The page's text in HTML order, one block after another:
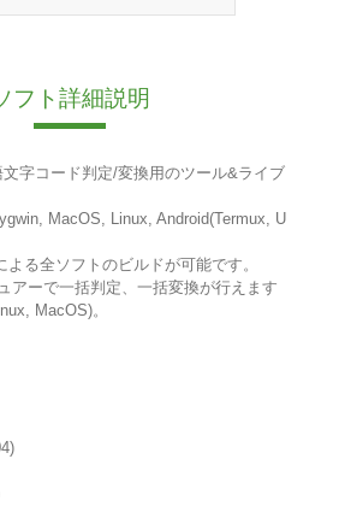
フト詳細説明
字コード判定/変換用のツール&ライブ
MacOS, Linux, Android(Termux, U
る全ソフトのビルドが可能です。
アーで一括判定、一括変換が行えます
MacOS)。